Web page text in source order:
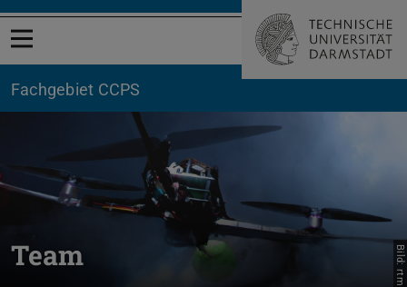
Menü öffnen
Fachgebiet CCPS
Team Bild: rtm